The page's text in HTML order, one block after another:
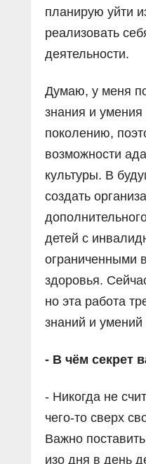
планирую уйти
реализовать
деятельности.
Думаю, у меня
знания и
поколению,
возможности
культуры. В
создать
детей с
ограниченными
здоровья.
но эта работа
знаний и умений
- В чём секрет
- Никогда не
чего-то сверх
Важно
изо дня в день